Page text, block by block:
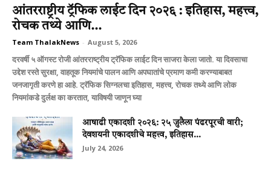
आंतरराष्ट्रीय ट्रॅफिक लाईट दिन २०२६ : इतिहास, महत्त्व,
रोचक तथ्ये आणि...
Team ThalakNews - August 5, 2026
दरवर्षी ५ ऑगस्ट रोजी आंतरराष्ट्रीय ट्रॅफिक लाईट दिन साजरा केला जातो. या दिवसाचा
उद्देश रस्ते सुरक्षा, वाहतूक नियमांचे पालन आणि अपघातांचे प्रमाण कमी करण्याबाबत
जनजागृती करणे हा आहे. ट्रॅफिक सिग्नलचा इतिहास, महत्त्व, रोचक तथ्ये आणि लोक
नियमांकडे दुर्लक्ष का करतात, याविषयी जाणून घ्या
आषाढी एकादशी २०२६: २५ जुलैला पंढरपूरची वारी;
देवशयनी एकादशीचे महत्त्व, इतिहास...
July 24, 2026